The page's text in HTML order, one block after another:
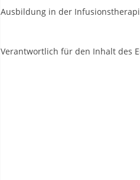
Ausbildung in der
Verantwortlich für den Inhalt des